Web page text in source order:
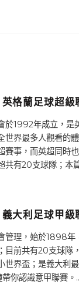
英格蘭足球超
於1992年成立，是
世界最多人觀看的
賽事，而英超同時
共有20支球隊；本
大利足球甲
管理，始於1898
目前共有20支球隊
世界盃；是義大利
你認識意甲聯賽。..